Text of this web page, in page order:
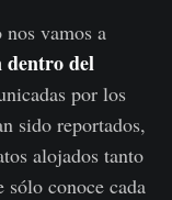
vamos a
dentro del
por los
sido reportados,
alojados tanto
conoce cada